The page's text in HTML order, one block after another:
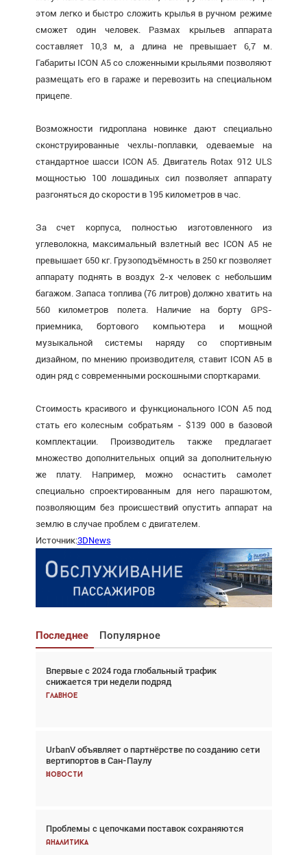
этом легко и быстро сложить крылья в ручном режиме
сможет один человек. Размах крыльев аппарата
составляет 10,3 м, а длина не превышает 6,7 м.
Габариты ICON A5 со сложенными крыльями позволяют
размещать его в гараже и перевозить на специальном
прицепе.
Возможности гидроплана новинке дают специально
сконструированные чехлы-поплавки, одеваемые на
стандартное шасси ICON A5. Двигатель Rotax 912 ULS
мощностью 100 лошадиных сил позволяет аппарату
разгоняться до скорости в 195 километров в час.
За счет корпуса, полностью изготовленного из
углеволокна, максимальный взлетный вес ICON A5 не
превышает 650 кг. Грузоподъёмность в 250 кг позволяет
аппарату поднять в воздух 2-х человек с небольшим
багажом. Запаса топлива (76 литров) должно хватить на
560 километров полета. Наличие на борту GPS-
приемника, бортового компьютера и мощной
музыкальной системы наряду со спортивным
дизайном, по мнению производителя, ставит ICON A5 в
один ряд с современными роскошными спорткарами.
Стоимость красивого и функционального ICON A5 под
стать его колесным собратьям - $139 000 в базовой
комплектации. Производитель также предлагает
множество дополнительных опций за дополнительную
же плату. Например, можно оснастить самолет
специально спроектированным для него парашютом,
позволяющим без происшествий опустить аппарат на
землю в случае проблем с двигателем.
Источник:3DNews
Последнее Популярное
Впервые с 2024 года глобальный трафик
снижается три недели подряд
Главное
UrbanV объявляет о партнёрстве по созданию сети
вертипортов в Сан-Паулу
Новости
Проблемы с цепочками поставок сохраняются
Аналитика
Взгляд с высоты: тандем вертолётов и БПЛА в
спасательных операциях
Главное
Авиационный фотограф Дэйв Кох: «Фотография
говорит сама за себя... а ИИ всё портит»
Новости
Впервые с 2024 года глобальный трафик
снижается три недели подряд